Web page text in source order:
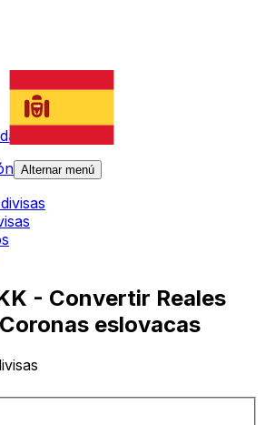
Alternar menú
- Convertir Reales
eslovacas